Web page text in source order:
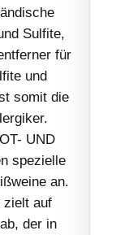
Sulfite,
für
und
somit die
UND
spezielle
an.
zielt auf
der in